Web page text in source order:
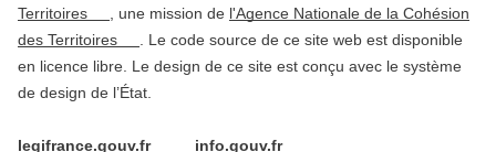
Territoires
, une mission de l'Agence Nationale de la Cohésion
des Territoires
. Le code source de ce site web est disponible
en licence libre. Le design de ce site est conçu avec le système
de design de l’État.
legifrance.gouv.fr info.gouv.fr